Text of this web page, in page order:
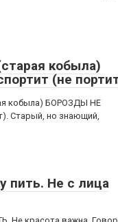
кобыла)
(не
кобыла) БОРОЗДЫ НЕ
Старый, но знающий,
пить. Не с лица